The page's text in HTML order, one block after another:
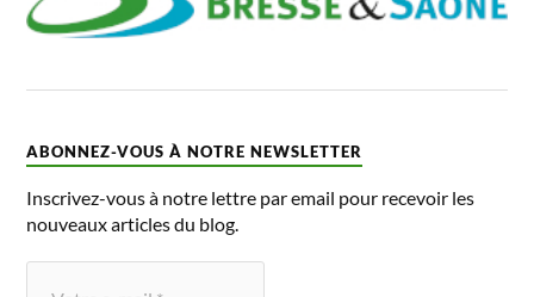
ABONNEZ-VOUS À NOTRE NEWSLETTER
Inscrivez-vous à notre lettre par email pour recevoir les
nouveaux articles du blog.